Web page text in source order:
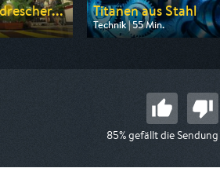
Titanen aus Stahl
Technik | 55 Min.
Ausgestrahlt von DMAX
85% gefällt die Sendung